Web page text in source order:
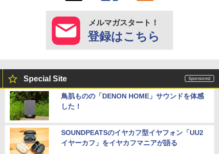
メルマガスタート！
登録はこちら
Special Site
鳥肌ものの「DENON HOME」サウンドを体感
した！
SOUNDPEATSのイヤカフ型イヤフォン「UU2
イヤーカフ」をイヤカフマニアが語る